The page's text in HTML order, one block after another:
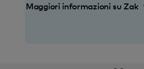
Maggiori informazioni su Zak